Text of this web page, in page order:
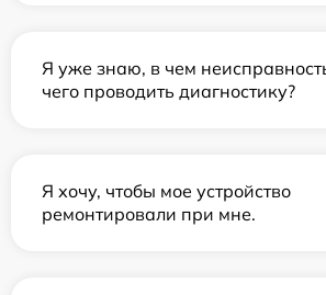
Я уже знаю, в чем
чего проводить диагностику?
Я хочу, чтобы мое устройство
ремонтировали при мне.